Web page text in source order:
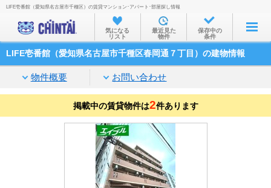
お部屋を探す
沿線・駅から
家賃相場から
通勤通学時間から
物件特集から
不動産会社から
TOP
LIFE壱番館（愛知県名古屋市千種区）の賃貸マンション･アパート･部屋探し情報
気になる
リスト
最近見た
物件
保存中の
条件
LIFE壱番館（愛知県名古屋市千種区春岡通７丁目）の建物情報
物件概要 お問い合わせ
掲載中の賃貸物件は2件あります